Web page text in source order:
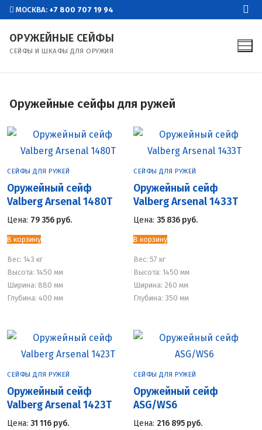
Перейти
содержимому
МОСКВА: +7 800 707 19 94
ОРУЖЕЙНЫЕ СЕЙФЫ
СЕЙФЫ И ШКАФЫ ДЛЯ ОРУЖИЯ
Оружейные сейфы для ружей
СЕЙФЫ ДЛЯ РУЖЕЙ
Оружейный сейф
Valberg Arsenal 1480Т
Цена: 79 356 руб.
В корзину
Вес: 143 кг
Высота: 1450 мм
Ширина: 880 мм
Глубина: 400 мм
СЕЙФЫ ДЛЯ РУЖЕЙ
Оружейный сейф
Valberg Arsenal 1433Т
Цена: 35 836 руб.
В корзину
Вес: 57 кг
Высота: 1450 мм
Ширина: 260 мм
Глубина: 350 мм
СЕЙФЫ ДЛЯ РУЖЕЙ
Оружейный сейф
Valberg Arsenal 1423Т
Цена: 31 116 руб.
СЕЙФЫ ДЛЯ РУЖЕЙ
Оружейный сейф
ASG/WS6
Цена: 216 895 руб.